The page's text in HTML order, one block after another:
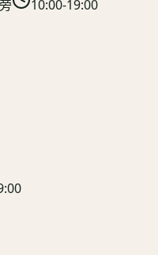
10:00-19:00